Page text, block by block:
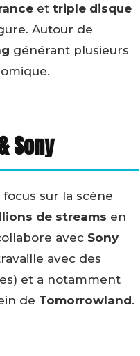
et triple disque
Autour de
générant plusieurs
Sony
focus sur la scène
de streams en
avec Sony
avec des
et a notamment
de Tomorrowland.